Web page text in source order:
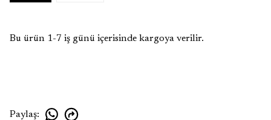
Bu ürün 1-7 iş günü içerisinde kargoya verilir.
Paylaş: